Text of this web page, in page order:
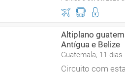
Altiplano
Antígua e Belize
Guatemala, 11 dias
Circuito com